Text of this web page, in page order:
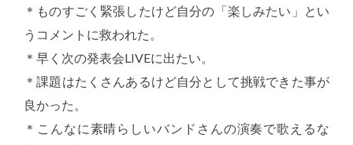
＊ものすごく緊張したけど自分の「楽しみたい」とい
うコメントに救われた。
＊早く次の発表会LIVEに出たい。
＊課題はたくさんあるけど自分として挑戦できた事が
良かった。
＊こんなに素晴らしいバンドさんの演奏で歌えるな